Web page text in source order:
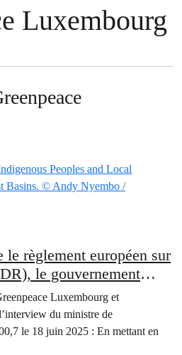
Luxembourg
règlement européen sur
le gouvernement
l’urgence de la
Luxembourg et
du ministre de
le 18 juin 2025 : En mettant en